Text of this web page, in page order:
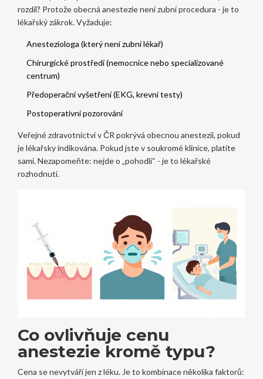
rozdíl? Protože obecná anestezie není zubní procedura - je to
lékařský zákrok. Vyžaduje:
Anesteziologa (který není zubní lékař)
Chirurgické prostředí (nemocnice nebo specializované
centrum)
Předoperační vyšetření (EKG, krevní testy)
Postoperativní pozorování
Veřejné zdravotnictví v ČR pokrývá obecnou anestezii, pokud
je lékařsky indikována. Pokud jste v soukromé klinice, platíte
sami. Nezapomeňte: nejde o „pohodlí“ - je to lékařské
rozhodnutí.
Co ovlivňuje cenu
anestezie kromě typu?
Cena se nevytváří jen z léku. Je to kombinace několika faktorů: